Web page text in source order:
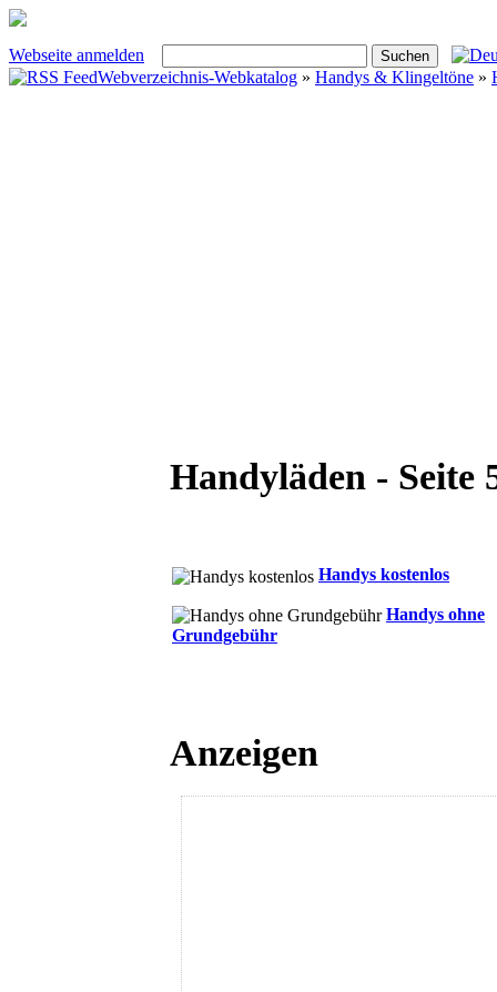
Webseite anmelden
Webverzeichnis-Webkatalog » Handys & Klingeltöne »
Handyläden - Seite
Handys kostenlos
Handys ohne
Grundgebühr
Anzeigen